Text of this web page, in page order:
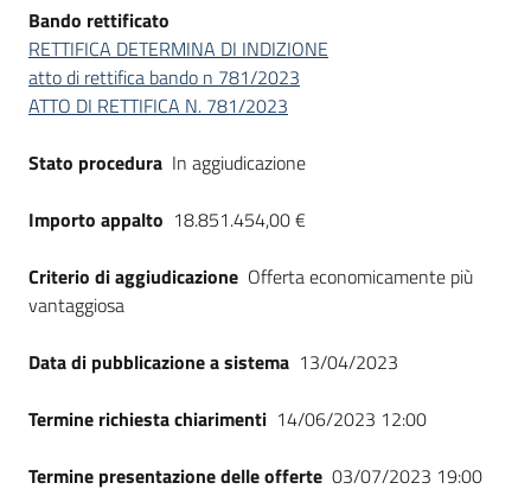
Bando rettificato
RETTIFICA DETERMINA DI INDIZIONE
atto di rettifica bando n 781/2023
ATTO DI RETTIFICA N. 781/2023
Stato procedura In aggiudicazione
Importo appalto 18.851.454,00 €
Criterio di aggiudicazione Offerta economicamente più
vantaggiosa
Data di pubblicazione a sistema 13/04/2023
Termine richiesta chiarimenti 14/06/2023 12:00
Termine presentazione delle offerte 03/07/2023 19:00